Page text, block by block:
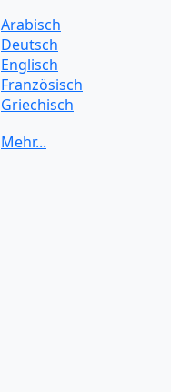
Arabisch
Deutsch
Englisch
Französisch
Griechisch
Japanisch